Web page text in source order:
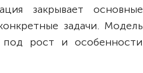
закрывает основные
задачи. Модель
под рост и особенности